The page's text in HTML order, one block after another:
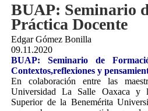
BUAP: Seminario
Práctica Docente
Edgar Gómez Bonilla
09.11.2020
BUAP: Seminario de
Contextos,reflexiones y
En
colaboración entre las
Universidad La Salle Oaxaca y
Superior de la Benemérita